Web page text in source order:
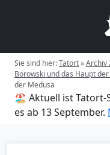
Sie sind hier:Tatort»Archiv
Borowski und das Haupt
der Medusa
🏖️ Aktuell ist Tatort-
es ab 13 September.